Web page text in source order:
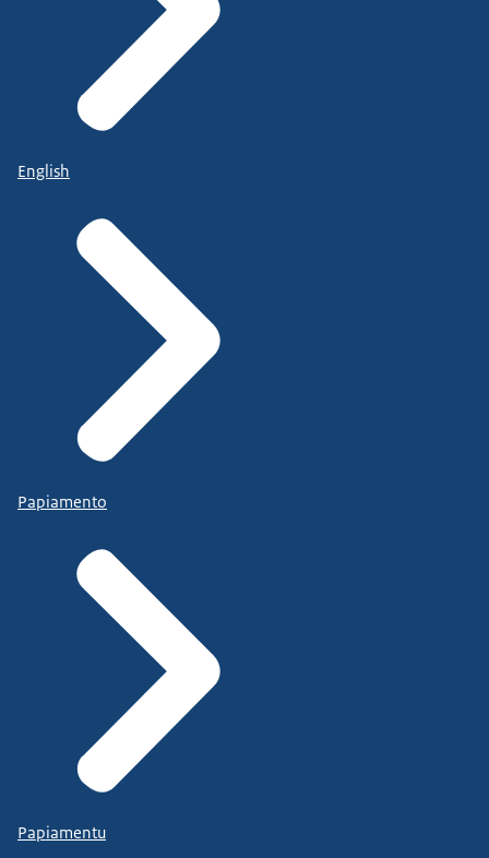
English
Papiamento
Papiamentu